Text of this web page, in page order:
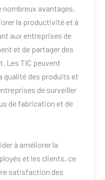
avantages.
la productivité et à
aux entreprises de
et de partager des
Les TIC peuvent
qualité des produits et
de surveiller
de fabrication et de
à améliorer la
et les clients, ce
satisfaction des